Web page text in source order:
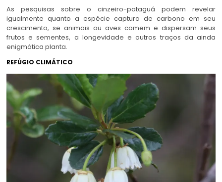
As pesquisas sobre o cinzeiro-pataguá podem revelar
igualmente quanto a espécie captura de carbono em seu
crescimento, se animais ou aves comem e dispersam seus
frutos e sementes, a longevidade e outros traços da ainda
enigmática planta.
REFÚGIO CLIMÁTICO